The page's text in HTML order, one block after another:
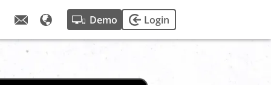
Demo Login